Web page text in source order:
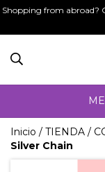
Shopping from abroad?
Inicio / TIENDA /
Silver Chain